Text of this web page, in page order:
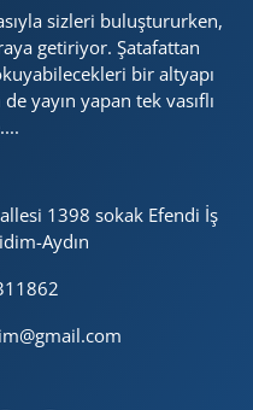
sizleri buluştururken,
getiriyor. Şatafattan
bir altyapı
yayın yapan tek vasıflı
1398 sokak Efendi İş
Aydın